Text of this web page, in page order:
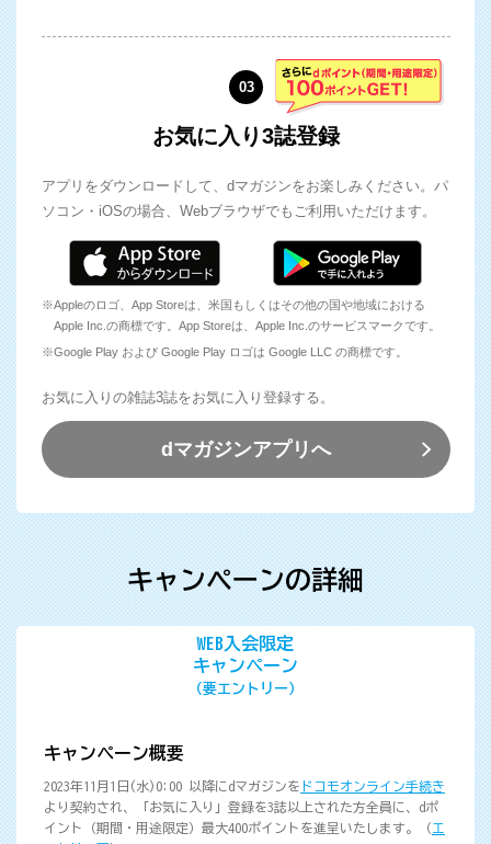
03
お気に入り3誌登録
アプリをダウンロードして、dマガジンをお楽しみください。パ
ソコン・iOSの場合、Webブラウザでもご利用いただけます。
※Appleのロゴ、App Storeは、米国もしくはその他の国や地域における
Apple Inc.の商標です。App Storeは、Apple Inc.のサービスマークです。
※Google Play および Google Play ロゴは Google LLC の商標です。
お気に入りの雑誌3誌をお気に入り登録する。
dマガジンアプリへ
キャンペーンの詳細
WEB入会限定
キャンペーン
（要エントリー）
キャンペーン概要
2023年11月1日(水)0:00 以降にdマガジンを ドコモオンライン手続き
より契約され、「お気に入り」登録を3誌以上された方全員に、dポ
イント（期間・用途限定）最大400ポイントを進呈いたします。（エ